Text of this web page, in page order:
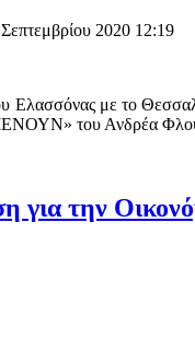
2020 12:19
Ελασσόνας με το
του Ανδρέα
για την